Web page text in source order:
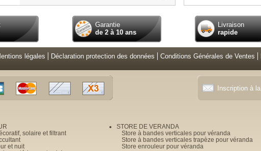
Garantie
de 2 à 10 ans
Livraison
rapide
légales Déclaration protection des données Conditions Générales de Ventes
Inscription à la
solaire et filtrant
et nuit
STORE DE VERANDA
Store à bandes verticales pour véranda
Store à bandes verticales trapèze pour véranda
Store enrouleur pour véranda